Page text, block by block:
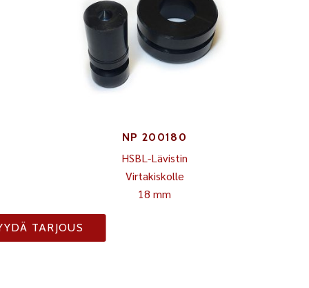
NP 200180
HSBL-Lävistin
Virtakiskolle
18 mm
TARJOUS